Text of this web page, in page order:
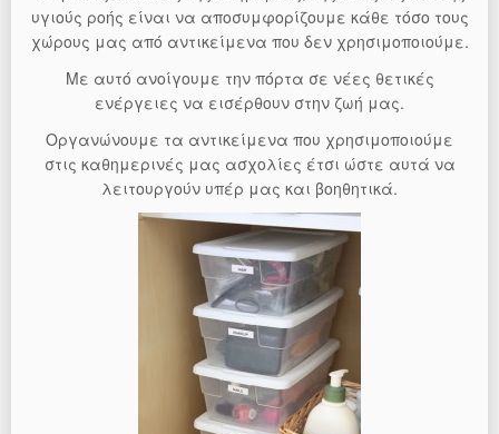
υγιούς ροής είναι να αποσυμφορίζουμε κάθε τόσο τους
χώρους μας από αντικείμενα που δεν χρησιμοποιούμε.
Με αυτό ανοίγουμε την πόρτα σε νέες θετικές
ενέργειες να εισέρθουν στην ζωή μας.
Οργανώνουμε τα αντικείμενα που χρησιμοποιούμε
στις καθημερινές μας ασχολίες έτσι ώστε αυτά να
λειτουργούν υπέρ μας και βοηθητικά.